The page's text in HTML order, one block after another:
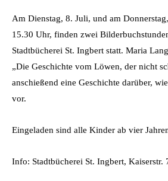
Am Dienstag, 8. Juli, und am
15.30 Uhr, finden zwei
Stadtbücherei St. Ingbert statt. Maria
„Die Geschichte vom Löwen, der nicht
anschießend eine Geschichte darüber,
vor.
Eingeladen sind alle Kinder ab vier
Info: Stadtbücherei St. Ingbert, Kaiserstr.